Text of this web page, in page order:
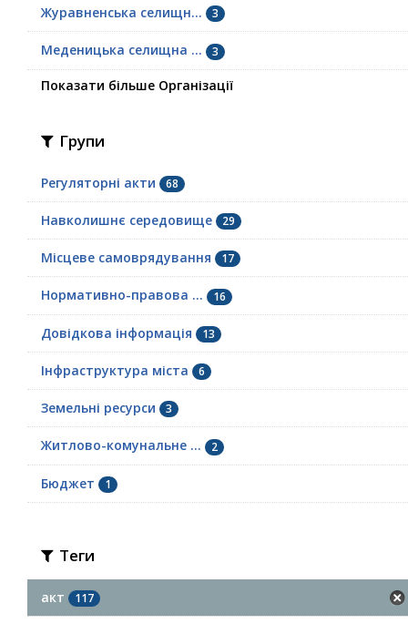
Журавненська селищн... 3
Меденицька селищна ... 3
Показати більше Організації
Групи
Регуляторні акти 68
Навколишнє середовище 29
Місцеве самоврядування 17
Нормативно-правова ... 16
Довідкова інформація 13
Інфраструктура міста 6
Земельні ресурси 3
Житлово-комунальне ... 2
Бюджет 1
Теги
акт 117